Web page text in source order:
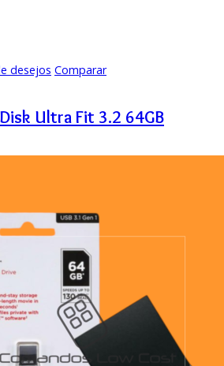
desejos Comparar
Ultra Fit 3.2 64GB